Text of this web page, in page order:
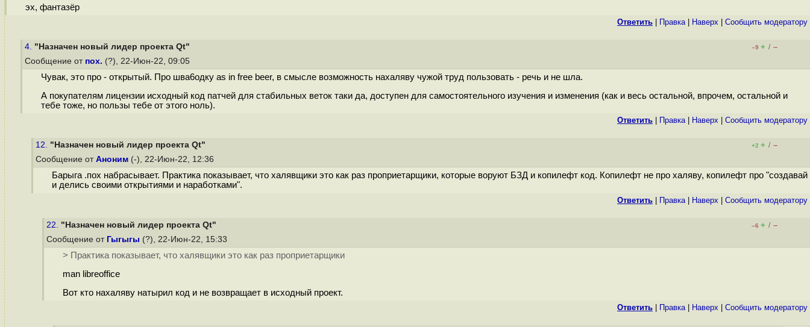
эх, фантазёр
Ответить Правка| Наверх Cообщить модератору
4. "Назначен новый лидер проекта Qt" –9 + / –
Сообщение от пох. (?), 22-Июн-22, 09:05
Чувак, это про - открытый. Про шва6одку as in free beer, в смысле возможность нахаляву чужой труд пользовать - речь и не шла.
А покупателям лицензии исходный код патчей для стабильных веток таки да, доступен для самостоятельного изучения и изменения (как и весь остальной, впрочем, остальной и
тебе тоже, но пользы тебе от этого ноль).
Ответить Правка| Наверх Cообщить модератору
12. "Назначен новый лидер проекта Qt" +2 + / –
Сообщение от Аноним (-), 22-Июн-22, 12:36
Барыга .пох набрасывает. Практика показывает, что халявщики это как раз проприетарщики, которые воруют БЗД и копилефт код. Копилефт не про халяву, копилефт про "создавай
и делись своими открытиями и наработками".
Ответить Правка| Наверх Cообщить модератору
22. "Назначен новый лидер проекта Qt" –6 + / –
Сообщение от Гыгыгы (?), 22-Июн-22, 15:33
> Практика показывает, что халявщики это как раз проприетарщики
man libreoffice
Вот кто нахаляву натырил код и не возвращает в исходный проект.
Ответить Правка| Наверх Cообщить модератору